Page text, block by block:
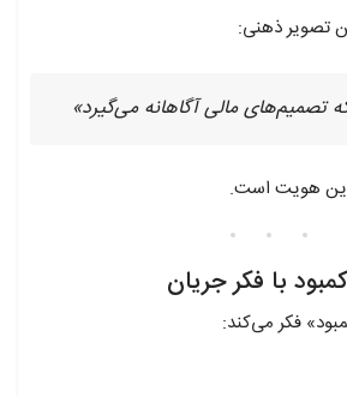
تصویر ذهنی:
مالی آگاهانه می‌گیرد»
هویت است.
فکر می‌کند: